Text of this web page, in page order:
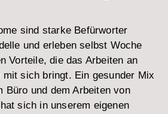
sind starke Befürworter
und erleben selbst Woche
Vorteile, die das Arbeiten an
mit sich bringt. Ein gesunder Mix
Büro und dem Arbeiten von
sich in unserem eigenen